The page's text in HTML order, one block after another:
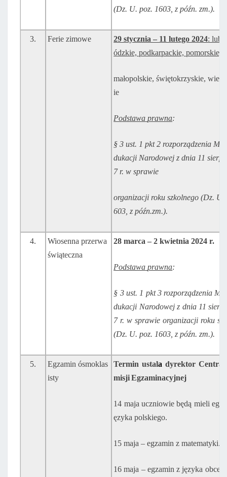
(Dz. U. poz. 1603, z późn. zm.).
3. Ferie zimowe 29 stycznia – 11 lutego 2024:
ódzkie, podkarpackie, pomorskie,
małopolskie, świętokrzyskie,
ie
Podstawa prawna:
§ 3 ust. 1 pkt 2 rozporządzenia
dukacji Narodowej z dnia 11
7 r. w sprawie
organizacji roku szkolnego (Dz. U.
603, z późn.zm.).
4.
Wiosenna przerwa
świąteczna
28 marca – 2 kwietnia 2024 r.
Podstawa prawna:
§ 3 ust. 1 pkt 3 rozporządzenia
dukacji Narodowej z dnia 11
7 r. w sprawie organizacji roku
(Dz. U. poz. 1603, z późn. zm.).
5.
Egzamin ósmoklas
isty
Termin ustala dyrektor
misjiEgzaminacyjnej
14 maja uczniowie będą mieli
ęzyka polskiego.
15 maja – egzamin z matematyki.
16 maja – egzamin z języka